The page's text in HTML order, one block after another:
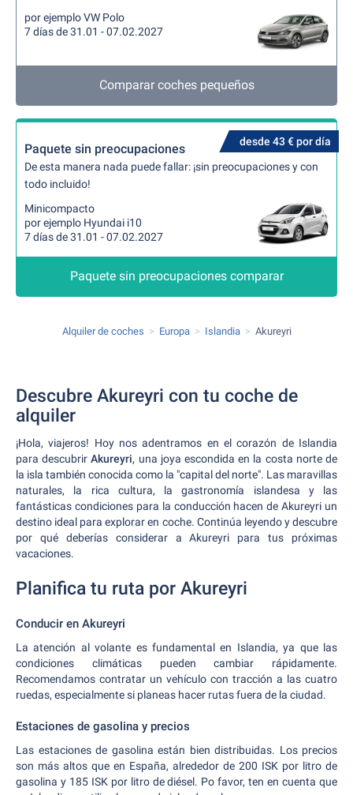
por ejemplo VW Polo
7 días de 31.01 - 07.02.2027
Comparar coches pequeños
desde 43 € por día
Paquete sin preocupaciones
De esta manera nada puede fallar: ¡sin preocupaciones y con
todo incluido!
Minicompacto
por ejemplo Hyundai i10
7 días de 31.01 - 07.02.2027
Paquete sin preocupaciones comparar
Alquiler de coches Europa Islandia Akureyri
Descubre Akureyri con tu coche de
alquiler
¡Hola, viajeros! Hoy nos adentramos en el corazón de Islandia
para descubrirAkureyri, una joya escondida en la costa norte de
la isla también conocida como la "capital del norte". Las maravillas
naturales, la rica cultura, la gastronomía islandesa y las
fantásticas condiciones para la conducción hacen de Akureyri un
destino ideal para explorar en coche. Continúa leyendo y descubre
por qué deberías considerar a Akureyri para tus próximas
vacaciones.
Planifica tu ruta por Akureyri
Conducir en Akureyri
La atención al volante es fundamental en Islandia, ya que las
condiciones climáticas pueden cambiar rápidamente.
Recomendamos contratar un vehículo con tracción a las cuatro
ruedas, especialmente si planeas hacer rutas fuera de la ciudad.
Estaciones de gasolina y precios
Las estaciones de gasolina están bien distribuidas. Los precios
son más altos que en España, alrededor de 200 ISK por litro de
gasolina y 185 ISK por litro de diésel. Po favor, ten en cuenta que